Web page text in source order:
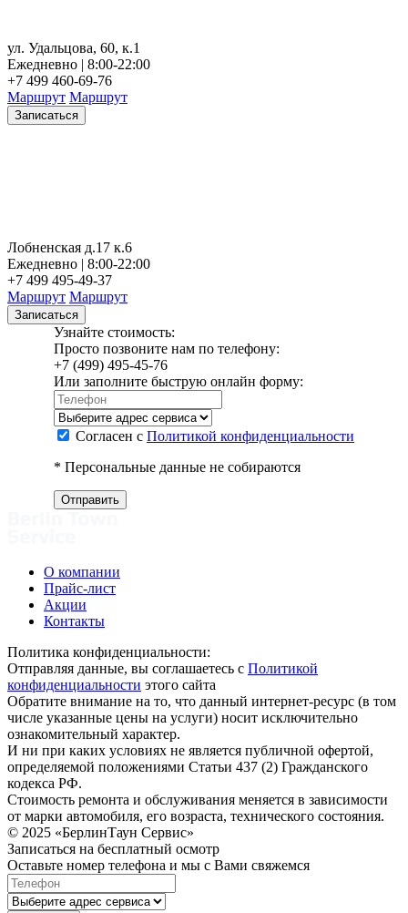
ул. Удальцова, 60, к.1
Ежедневно | 8:00-22:00
+7 499 460-69-76
Маршрут Маршрут
Записаться
Лобненская д.17 к.6
Ежедневно | 8:00-22:00
+7 499 495-49-37
Маршрут Маршрут
Записаться
Узнайте стоимость:
Просто позвоните нам по телефону:
+7 (499) 495-45-76
Или заполните быструю онлайн форму:
Согласен с Политикой конфиденциальности
* Персональные данные не собираются
О компании
Прайс-лист
Акции
Контакты
Политика конфиденциальности:
Отправляя данные, вы соглашаетесь с Политикой
конфиденциальности этого сайта
Обратите внимание на то, что данный интернет-ресурс (в том
числе указанные цены на услуги) носит исключительно
ознакомительный характер.
И ни при каких условиях не является публичной офертой,
определяемой положениями Статьи 437 (2) Гражданского
кодекса РФ.
Стоимость ремонта и обслуживания меняется в зависимости
от марки автомобиля, его возраста, технического состояния.
© 2025 «БерлинТаун Сервис»
Записаться на бесплатный осмотр
Оставьте номер телефона и мы с Вами свяжемся